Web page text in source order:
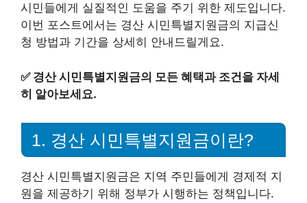
시민들에게 실질적인 도움을 주기 위한 제도입니다.
이번 포스트에서는 경산 시민특별지원금의 지급신
청 방법과 기간을 상세히 안내드릴게요.
✅ 경산 시민특별지원금의 모든 혜택과 조건을 자세
히 알아보세요.
1. 경산 시민특별지원금이란?
경산 시민특별지원금은 지역 주민들에게 경제적 지
원을 제공하기 위해 정부가 시행하는 정책입니다.